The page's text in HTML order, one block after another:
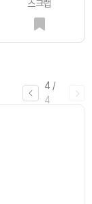
스크랩
4 /
4